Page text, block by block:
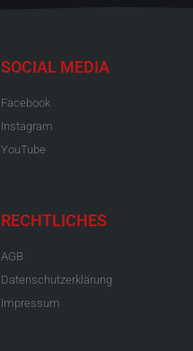
SOCIAL MEDIA
Facebook
Instagram
YouTube
RECHTLICHES
AGB
Datenschutzerklärung
Impressum